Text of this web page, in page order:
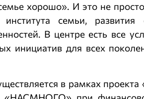
хорошо». И это не
семьи, развития
В центре есть все
инициатив для всех
в рамках